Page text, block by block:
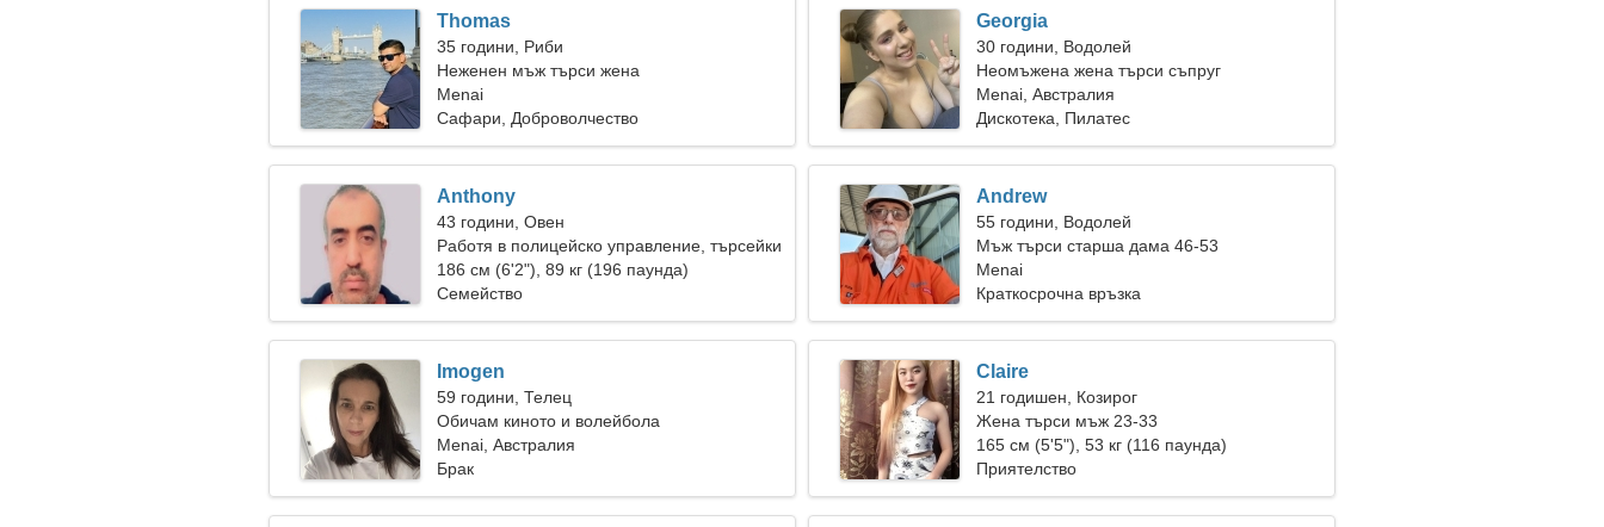
Thomas
35 години, Риби
Неженен мъж търси жена
Menai
Сафари, Доброволчество
Georgia
30 години, Водолей
Неомъжена жена търси съпруг
Menai, Австралия
Дискотека, Пилатес
Anthony
43 години, Овен
Работя в полицейско управление, търсейки
чувствителна жена
186 см (6'2"), 89 кг (196 паунда)
Семейство
Andrew
55 години, Водолей
Мъж търси старша дама 46-53
Menai
Краткосрочна връзка
Imogen
59 години, Телец
Обичам киното и волейбола
Menai, Австралия
Брак
Claire
21 годишен, Козирог
Жена търси мъж 23-33
165 см (5'5"), 53 кг (116 паунда)
Приятелство